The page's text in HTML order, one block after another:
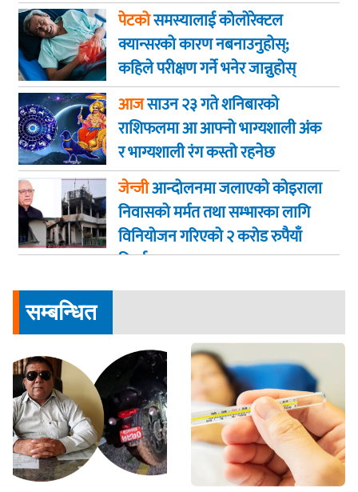
पेटकोसमस्यालाई कोलोरेक्टल
क्यान्सरको कारण नबनाउनुहोस्;
कहिले परीक्षण गर्ने भनेर जान्नुहोस्
आजसाउन २३ गते शनिबारकाे
राशिफलमा आ आफ्नो भाग्यशाली अंक
र भाग्यशाली रंग कस्तो रहनेछ
जेन्जीआन्दोलनमा जलाएकाे कोइराला
निवासको मर्मत तथा सम्भारका लागि
विनियोजन गरिएको २ करोड रुपैयाँ
फिर्ता
सम्बन्धित